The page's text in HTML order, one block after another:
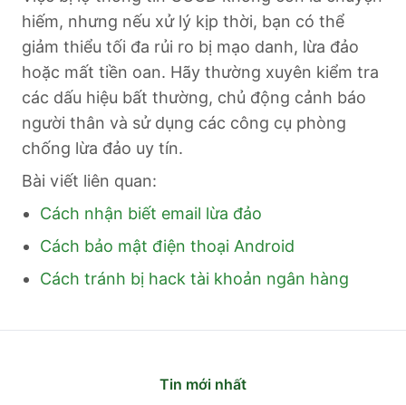
hiếm, nhưng nếu xử lý kịp thời, bạn có thể
giảm thiểu tối đa rủi ro bị mạo danh, lừa đảo
hoặc mất tiền oan. Hãy thường xuyên kiểm tra
các dấu hiệu bất thường, chủ động cảnh báo
người thân và sử dụng các công cụ phòng
chống lừa đảo uy tín.
Bài viết liên quan:
Cách nhận biết email lừa đảo
Cách bảo mật điện thoại Android
Cách tránh bị hack tài khoản ngân hàng
Tin mới nhất